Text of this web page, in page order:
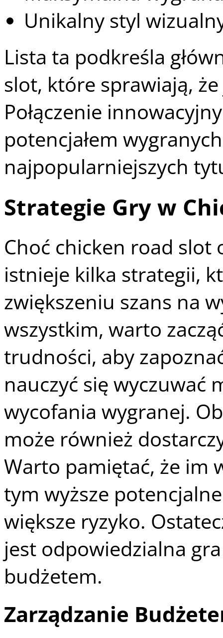
Unikalny styl
Lista ta podkreśla
slot, które sprawiają,
Połączenie
potencjałem
najpopularniejszych
Strategie Gry w
Choć chicken road slot
istnieje kilka strategii,
zwiększeniu szans na
wszystkim, warto
trudności, aby
nauczyć się
wycofania wygranej.
może również
Warto pamiętać, że im
tym wyższe
większe ryzyko.
jest odpowiedzialna
budżetem.
Zarządzanie